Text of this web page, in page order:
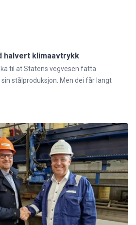
halvert klimaavtrykk
til at Statens vegvesen fatta
stålproduksjon. Men dei får langt